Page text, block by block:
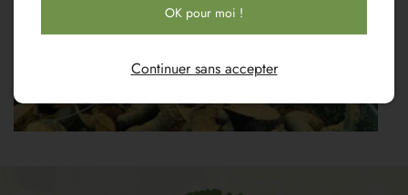
OK pour moi !
Continuer sans accepter